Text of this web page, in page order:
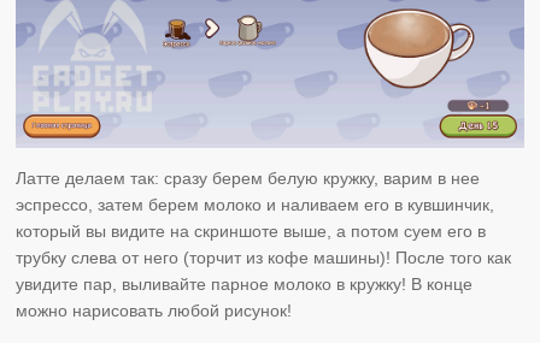
Латте делаем так: сразу берем белую кружку, варим в нее
эспрессо, затем берем молоко и наливаем его в кувшинчик,
который вы видите на скриншоте выше, а потом суем его в
трубку слева от него (торчит из кофе машины)! После того как
увидите пар, выливайте парное молоко в кружку! В конце
можно нарисовать любой рисунок!